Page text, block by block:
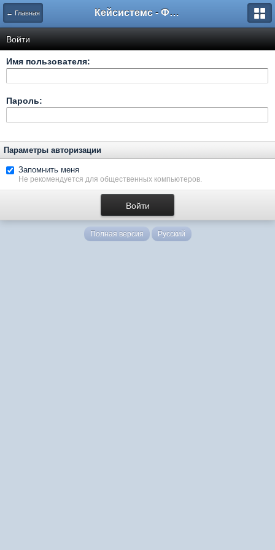
← Главная Кейсистемс - Форумы
Войти
Имя пользователя:
Пароль:
Параметры авторизации
Запомнить меня
Не рекомендуется для общественных компьютеров.
Полная версия Русский